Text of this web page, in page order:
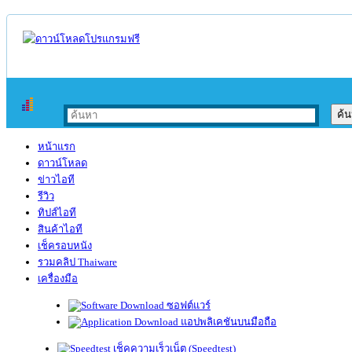
หน้าแรก
ดาวน์โหลด
ข่าวไอที
รีวิว
ทิปส์ไอที
สินค้าไอที
เช็ครอบหนัง
รวมคลิป Thaiware
เครื่องมือ
ซอฟต์แวร์
แอปพลิเคชันบนมือถือ
เช็คความเร็วเน็ต (Speedtest)